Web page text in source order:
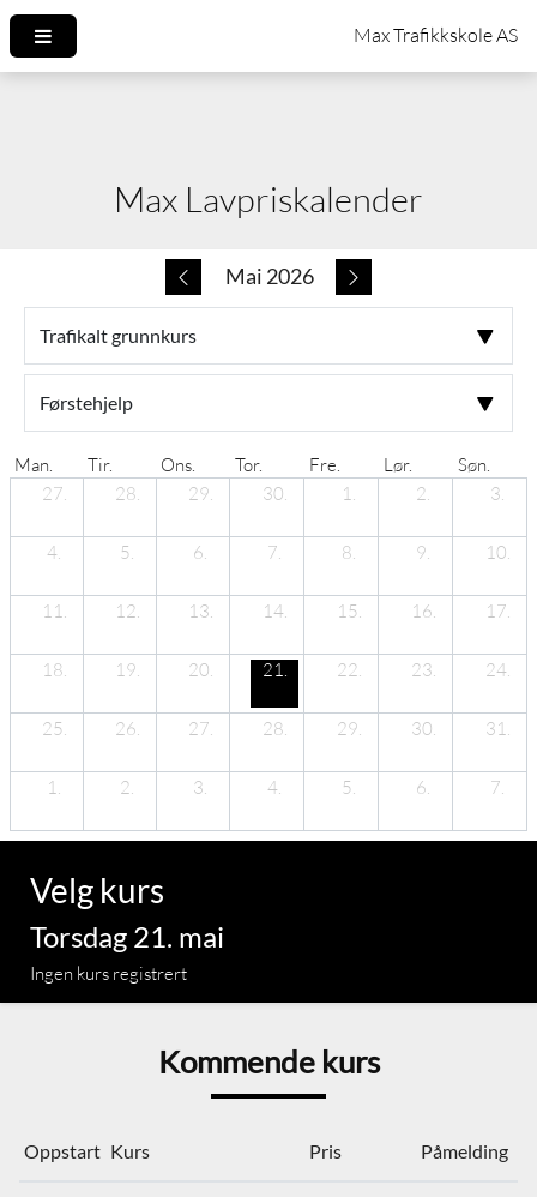
Max Lavpriskalender
Mai 2026
Man. Tir. Ons. Tor. Fre. Lør.
Søn.
27.
28. 29. 30. 1. 2. 3.
4. 5. 6. 7. 8. 9. 10.
11. 12. 13. 14. 15. 16. 17.
18. 19. 20. 21. 22. 23. 24.
25. 26. 27. 28. 29. 30. 31.
1. 2. 3. 4. 5. 6. 7.
Velg kurs
Torsdag 21. mai
Ingen kurs registrert
Kommende kurs
Oppstart Kurs Pris Påmelding